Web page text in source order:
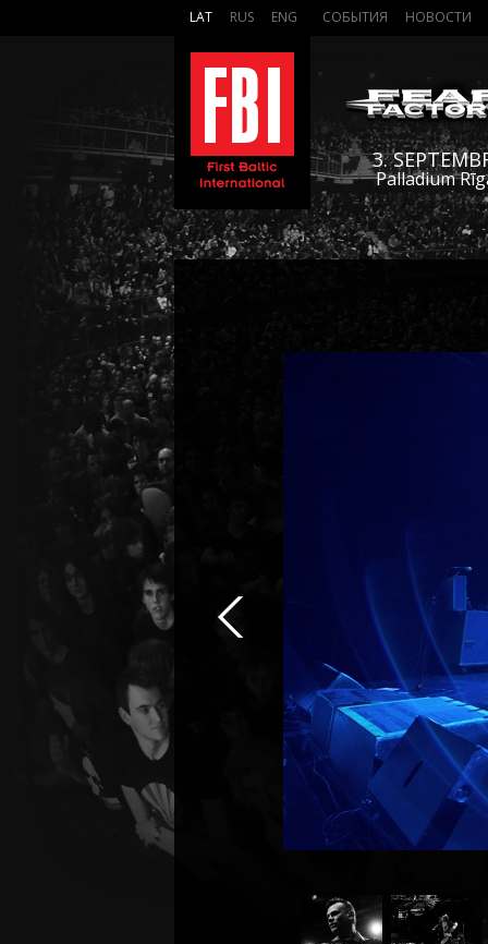
LAT RUS ENG СОБЫТИЯ НОВОСТИ
3.
Palladium